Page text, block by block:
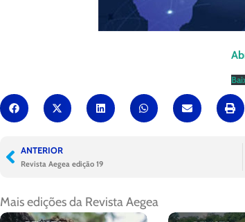
ANTERIOR
Revista Aegea edição 19
Mais edições da Revista Aegea